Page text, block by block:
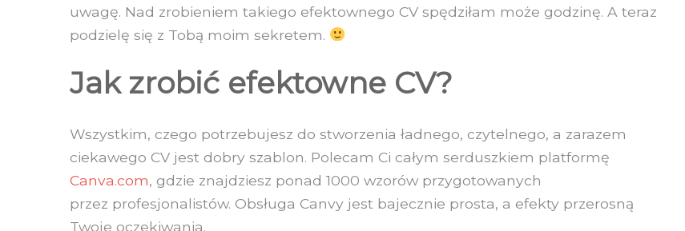
uwagę. Nad zrobieniem takiego efektownego CV spędziłam może godzinę. A teraz
podzielę się z Tobą moim sekretem.
Jak zrobić efektowne CV?
Wszystkim, czego potrzebujesz do stworzenia ładnego, czytelnego, a zarazem
ciekawego CV jest dobry szablon. Polecam Ci całym serduszkiem platformę
Canva.com, gdzie znajdziesz ponad 1000 wzorów przygotowanych
przez profesjonalistów. Obsługa Canvy jest bajecznie prosta, a efekty przerosną
Twoje oczekiwania.